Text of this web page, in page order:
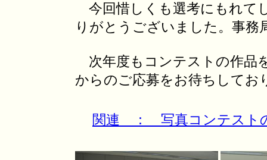
今回惜しくも選考にもれて
りがとうございました。事務
次年度もコンテストの作品
からのご応募をお待ちしてお
関連 ： 写真コンテスト